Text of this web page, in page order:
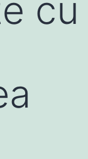
cu